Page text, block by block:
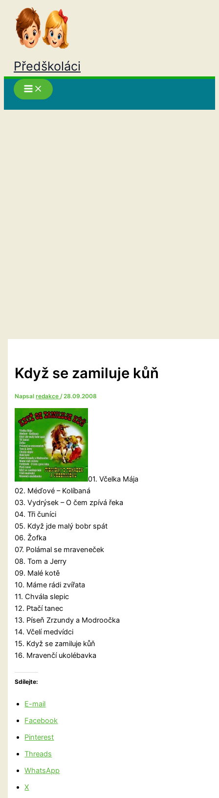
Přeskočit
obsah
Předškoláci
Když se zamiluje kůň
Napsalredakce/28.09.2008
01. Včelka Mája
02. Méďové – Kolíbaná
03. Vydrýsek – O čem zpívá řeka
04. Tři čuníci
05. Když jde malý bobr spát
06. Žofka
07. Polámal se mraveneček
08. Tom a Jerry
09. Malé kotě
10. Máme rádi zvířata
11. Chvála slepic
12. Ptačí tanec
13. Píseň Zrzundy a Modroočka
14. Včelí medvídci
15. Když se zamiluje kůň
16. Mravenčí ukolébavka
Sdílejte:
E-mail
Facebook
Pinterest
Threads
WhatsApp
X